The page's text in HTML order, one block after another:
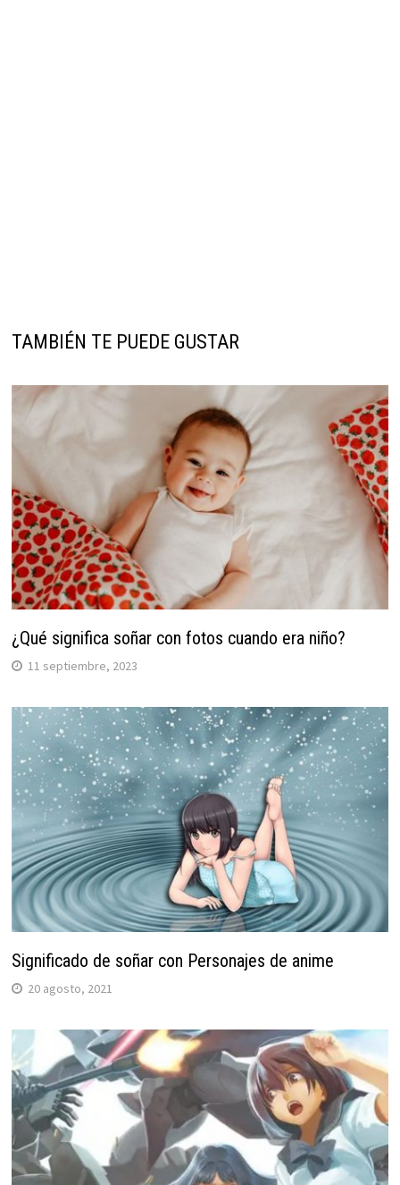
TAMBIÉN TE PUEDE GUSTAR
¿Qué significa soñar con fotos cuando era niño?
11 septiembre, 2023
Significado de soñar con Personajes de anime
20 agosto, 2021